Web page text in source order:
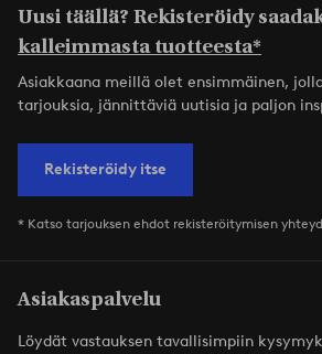
Uusi täällä? Rekisteröidy
kalleimmasta tuotteesta*
Asiakkaana meillä olet ensimmäinen,
tarjouksia, jännittäviä uutisia ja paljon
Rekisteröidy itse
* Katso tarjouksen ehdot rekisteröitymisen
Asiakaspalvelu
Löydät vastauksen tavallisimpiin